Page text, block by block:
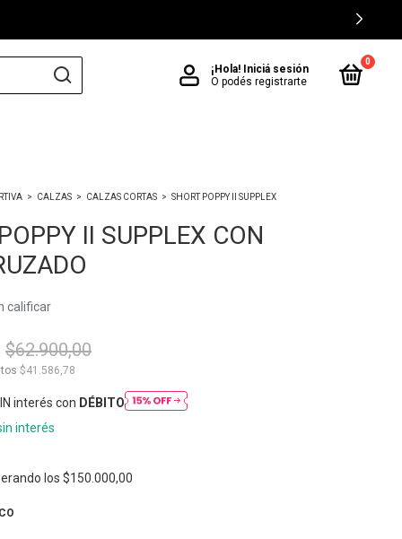
¡Hola! Iniciá sesión
O podés registrarte
0
> CALZAS > CALZAS CORTAS > SHORT POPPY II SUPPLEX
II SUPPLEX CON
calificar
$62.900,00
$41.586,78
interés con DÉBITO
interés
los $150.000,00